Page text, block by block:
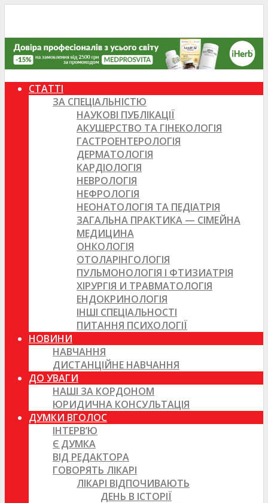
СТАТТІ
ЗА СПЕЦІАЛЬНІСТЮ
НАУКОВІ ПУБЛІКАЦІЇ
АКУШЕРСТВО ТА ГІНЕКОЛОГІЯ
ГАСТРОЕНТЕРОЛОГІЯ
ДЕРМАТОЛОГІЯ
КАРДІОЛОГІЯ
НЕВРОЛОГІЯ
НЕФРОЛОГІЯ
НЕОНАТОЛОГІЯ ТА ПЕДІАТРІЯ
ЗАГАЛЬНА ПРАКТИКА — СІМЕЙНА
МЕДИЦИНА
ОНКОЛОГІЯ
ОТОЛАРІНГОЛОГІЯ
ПУЛЬМОНОЛОГІЯ І ФТИЗИАТРІЯ
ХІРУРГІЯ И ТРАВМАТОЛОГІЯ
ЕНДОКРИНОЛОГІЯ
ІНШІ СПЕЦІАЛЬНОСТІ
ПИТАННЯ ПСИХОЛОГІЇ
НОВИНИ
НАВЧАННЯ
ДИСТАНЦІЙНЕ НАВЧАННЯ
ДО УВАГИ
НАШІ ЗА КОРДОНОМ
ЮРИДИЧНА КОНСУЛЬТАЦІЯ
ДУМКИ ВГОЛОС
ІНТЕРВ’Ю
Є ДУМКА
ВІД РЕДАКТОРА
ГОВОРЯТЬ ЛІКАРІ
ЛІКАРІ ВІДПОЧИВАЮТЬ
ДЕНЬ В ІСТОРІЇ